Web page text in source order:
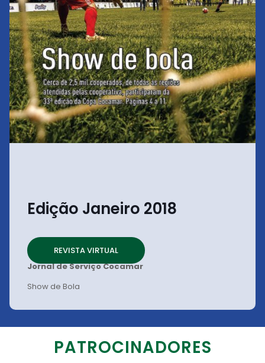
Edição Janeiro 2018
REVISTA VIRTUAL
Jornal de Serviço Cocamar
Show de Bola
PATROCINADORES